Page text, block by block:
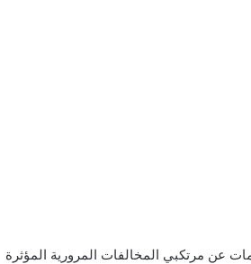
عن مرتكبي المخالفات المرورية المؤثرة